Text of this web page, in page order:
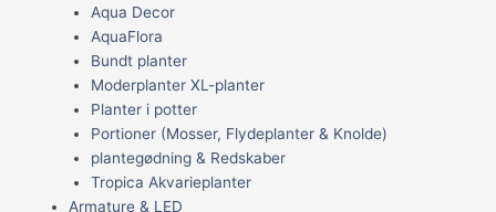
Aqua Decor
AquaFlora
Bundt planter
Moderplanter XL-planter
Planter i potter
Portioner (Mosser, Flydeplanter & Knolde)
plantegødning & Redskaber
Tropica Akvarieplanter
Armature & LED